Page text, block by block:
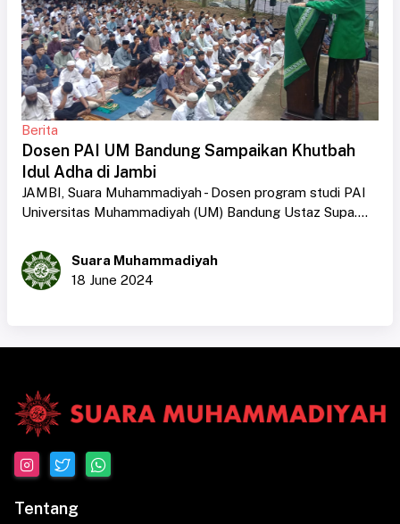
Berita
Dosen PAI UM Bandung Sampaikan Khutbah
Idul Adha di Jambi
JAMBI, Suara Muhammadiyah - Dosen program studi PAI
Universitas Muhammadiyah (UM) Bandung Ustaz Supa....
Suara Muhammadiyah
18 June 2024
Tentang